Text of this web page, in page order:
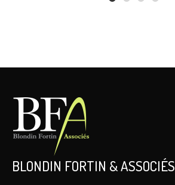
BLONDIN FORTIN & ASSOCIÉS